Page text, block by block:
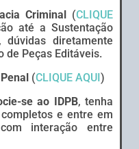
Criminal (CLIQUE
até a Sustentação
diretamente
de Peças Editáveis.
(CLIQUE AQUI )
se ao IDPB, tenha
e entre em
interação entre